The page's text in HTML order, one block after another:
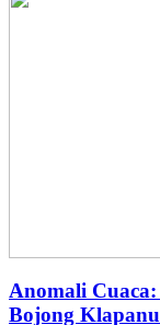
Anomali
Bojong